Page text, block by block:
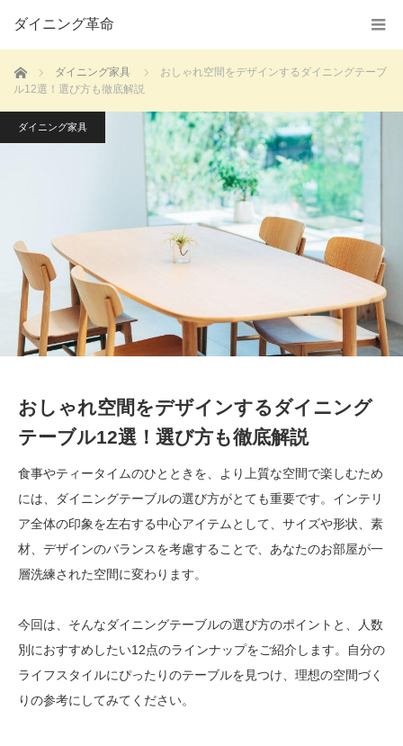
ダイニング革命
ホーム ダイニング家具
おしゃれ空間をデザインするダイニングテーブ
ル12選！選び方も徹底解説
ダイニング家具
おしゃれ空間をデザインするダイニング
テーブル12選！選び方も徹底解説
食事やティータイムのひとときを、より上質な空間で楽しむため
には、ダイニングテーブルの選び方がとても重要です。インテリ
ア全体の印象を左右する中心アイテムとして、サイズや形状、素
材、デザインのバランスを考慮することで、あなたのお部屋が一
層洗練された空間に変わります。
今回は、そんなダイニングテーブルの選び方のポイントと、人数
別におすすめしたい12点のラインナップをご紹介します。自分の
ライフスタイルにぴったりのテーブルを見つけ、理想の空間づく
りの参考にしてみてください。